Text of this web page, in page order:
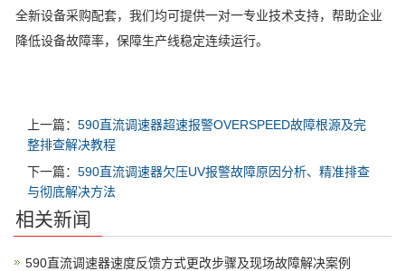
全新设备采购配套，我们均可提供一对一专业技术支持，帮助企业
降低设备故障率，保障生产线稳定连续运行。
上一篇： 590直流调速器超速报警OVERSPEED故障根源及完
整排查解决教程
下一篇： 590直流调速器欠压UV报警故障原因分析、精准排查
与彻底解决方法
相关新闻
590直流调速器速度反馈方式更改步骤及现场故障解决案例